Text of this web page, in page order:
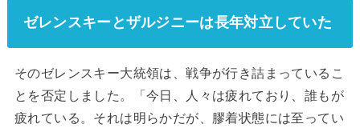
ゼレンスキーとザルジニーは長年対立していた
そのゼレンスキー大統領は、戦争が行き詰まっているこ
とを否定しました。「今日、人々は疲れており、誰もが
疲れている。それは明らかだが、膠着状態には至ってい